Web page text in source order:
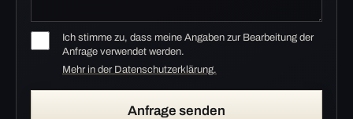
Ich stimme zu, dass meine Angaben zur Bearbeitung der
Anfrage verwendet werden.
Mehr in der Datenschutzerklärung.
Anfrage senden